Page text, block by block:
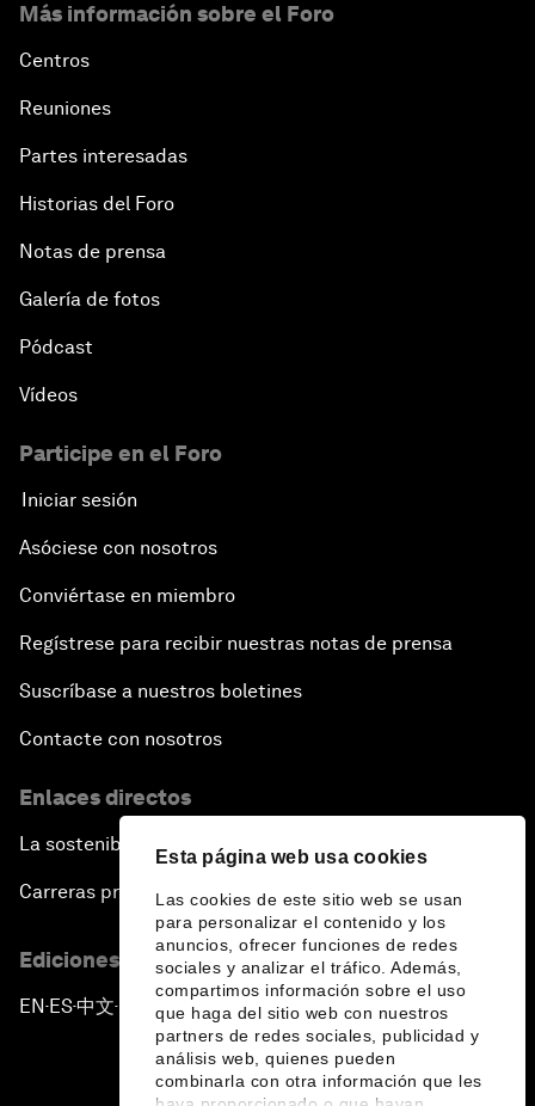
Esta página web usa cookies
Las cookies de este sitio web se usan
para personalizar el contenido y los
anuncios, ofrecer funciones de redes
sociales y analizar el tráfico. Además,
compartimos información sobre el uso
que haga del sitio web con nuestros
partners de redes sociales, publicidad y
análisis web, quienes pueden
combinarla con otra información que les
Más información sobre el Foro
Centros
Reuniones
Partes interesadas
Historias del Foro
Notas de prensa
Galería de fotos
Pódcast
Vídeos
Participe en el Foro
Iniciar sesión
Asóciese con nosotros
Conviértase en miembro
Regístrese para recibir nuestras notas de prensa
Suscríbase a nuestros boletines
Contacte con nosotros
Enlaces directos
La sostenibilidad en el Foro
Carreras profesionales
Ediciones en otros idiomas
EN ▪ ES▪中文▪ 日本語